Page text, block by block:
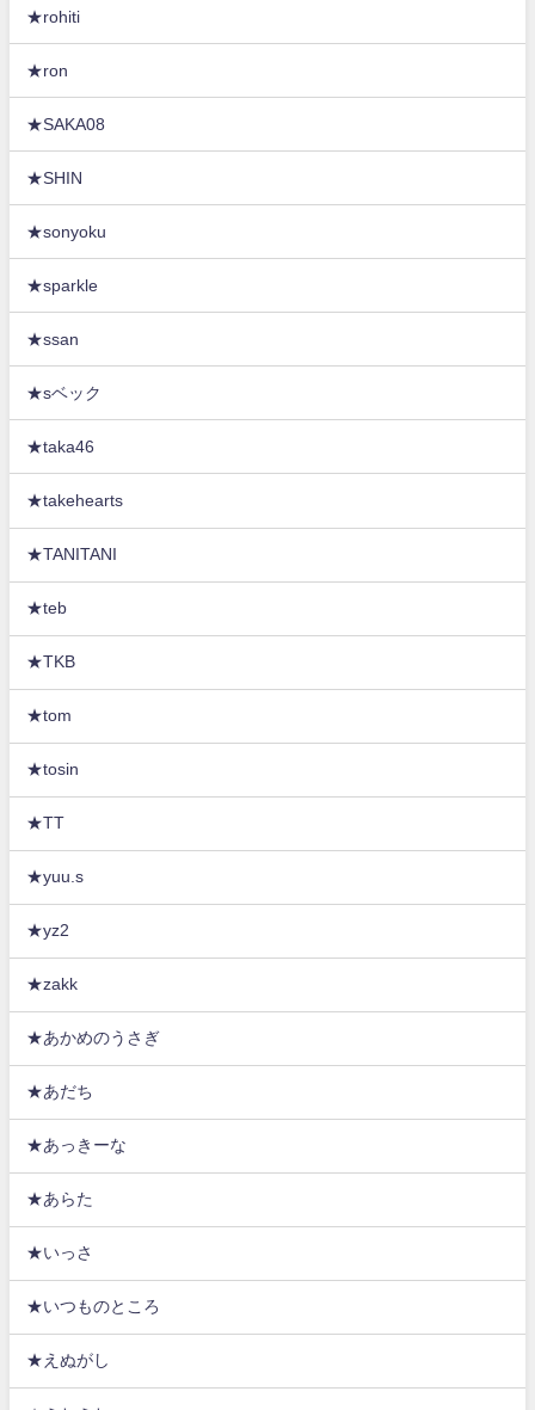
★rohiti
★ron
★SAKA08
★SHIN
★sonyoku
★sparkle
★ssan
★sベック
★taka46
★takehearts
★TANITANI
★teb
★TKB
★tom
★tosin
★TT
★yuu.s
★yz2
★zakk
★あかめのうさぎ
★あだち
★あっきーな
★あらた
★いっさ
★いつものところ
★えぬがし